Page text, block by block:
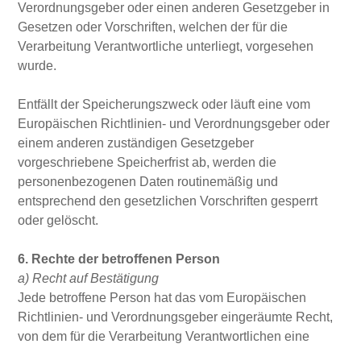
Verordnungsgeber oder einen anderen Gesetzgeber in
Gesetzen oder Vorschriften, welchen der für die
Verarbeitung Verantwortliche unterliegt, vorgesehen
wurde.
Entfällt der Speicherungszweck oder läuft eine vom
Europäischen Richtlinien- und Verordnungsgeber oder
einem anderen zuständigen Gesetzgeber
vorgeschriebene Speicherfrist ab, werden die
personenbezogenen Daten routinemäßig und
entsprechend den gesetzlichen Vorschriften gesperrt
oder gelöscht.
6. Rechte der betroffenen Person
a) Recht auf Bestätigung
Jede betroffene Person hat das vom Europäischen
Richtlinien- und Verordnungsgeber eingeräumte Recht,
von dem für die Verarbeitung Verantwortlichen eine